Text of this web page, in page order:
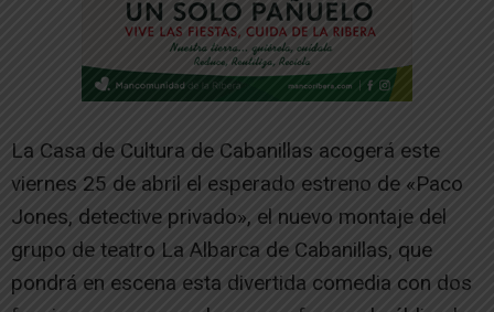
La Casa de Cultura de Cabanillas acogerá este
viernes 25 de abril el esperado estreno de «Paco
Jones, detective privado», el nuevo montaje del
grupo de teatro La Albarca de Cabanillas, que
pondrá en escena esta divertida comedia con dos